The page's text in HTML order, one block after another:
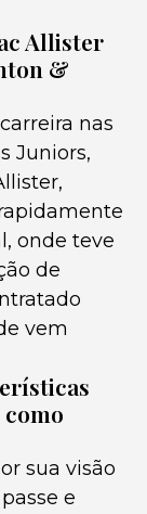
Allister
&
nas
Juniors,
onde teve
de
vem
sua visão
e